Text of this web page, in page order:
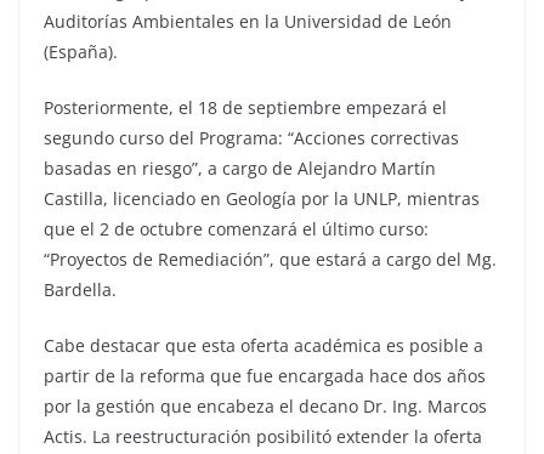
Auditorías Ambientales en la Universidad de León
(España).
Posteriormente, el 18 de septiembre empezará el
segundo curso del Programa: “Acciones correctivas
basadas en riesgo”, a cargo de Alejandro Martín
Castilla, licenciado en Geología por la UNLP, mientras
que el 2 de octubre comenzará el último curso:
“Proyectos de Remediación”, que estará a cargo del Mg.
Bardella.
Cabe destacar que esta oferta académica es posible a
partir de la reforma que fue encargada hace dos años
por la gestión que encabeza el decano Dr. Ing. Marcos
Actis. La reestructuración posibilitó extender la oferta